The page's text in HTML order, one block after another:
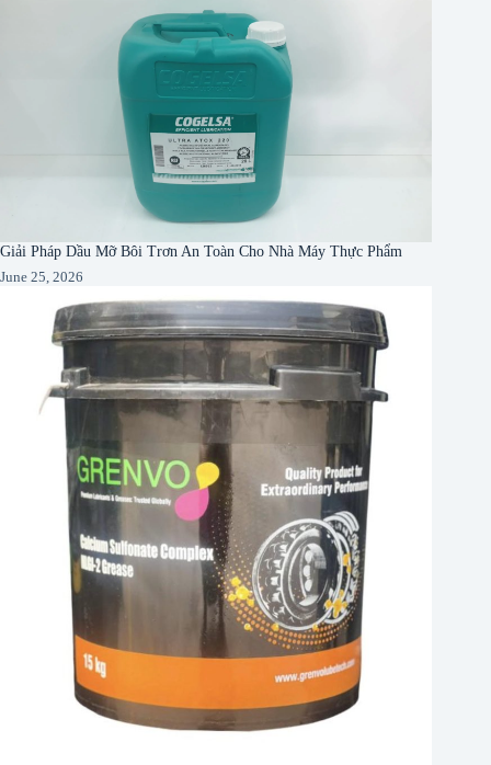
Giải Pháp Dầu Mỡ Bôi Trơn An Toàn Cho Nhà Máy Thực Phẩm
June 25, 2026